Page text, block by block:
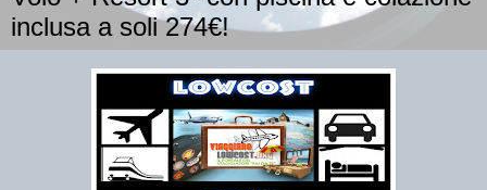
inclusa a soli 274€!